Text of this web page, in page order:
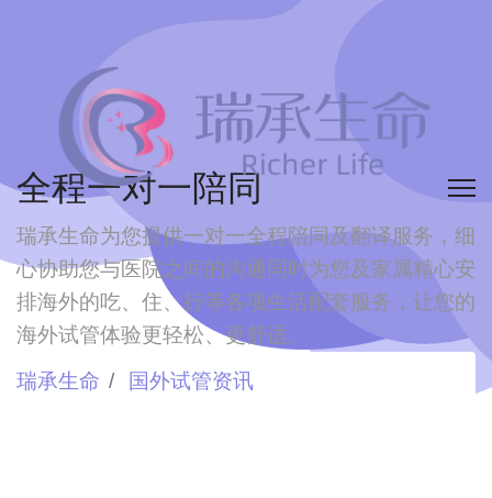
全程一对一陪同
瑞承生命为您提供一对一全程陪同及翻译服务，细
心协助您与医院之间的沟通 同时为您及家属精心安
排海外的吃、住、行等各项生活配套服务，让您的
海外试管体验更轻松、更舒适。
瑞承生命
国外试管资讯